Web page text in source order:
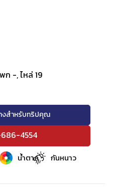
ก -, ไหล่ 19
งสำหรับทริปคุณ
4554
น้ำตาล กันหนาว